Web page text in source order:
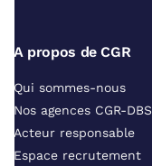
A propos de CGR
Qui sommes-nous
Nos agences CGR-DBS
Acteur responsable
Espace recrutement